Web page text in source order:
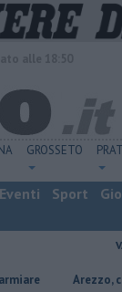
GROSSETO
Eventi Sport
Arezzo, capitale